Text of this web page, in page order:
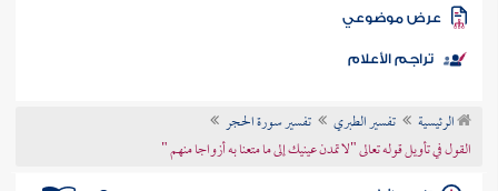
الكتب
موضوعي
تراجم الأعلام
الرئيسية تفسير الطبري
تفسير سورة الحجر
القول في تأويل قوله تعالى "لا تمدن عينيك إلى ما متعنا به أزواجا منهم "